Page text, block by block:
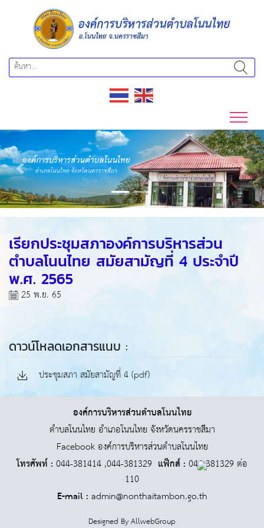
Previous Next
เรียกประชุมสภาองค์การบริหารส่วน
ตำบลโนนไทย สมัยสามัญที่ 4 ประจำปี
พ.ศ. 2565
25 พ.ย. 65
ดาวน์โหลดเอกสารแนบ :
ประชุมสภา สมัยสามัญที่ 4 (pdf)
องค์การบริหารส่วนตำบลโนนไทย
ตำบลโนนไทย อำเภอโนนไทย จังหวัดนครราชสีมา
Facebook องค์การบริหารส่วนตำบลโนนไทย
โทรศัพท์ : 044-381414 ,044-381329 แฟ็กส์ : 044-381329 ต่อ
110
E-mail : admin@nonthaitambon.go.th
Designed ByAllwebGroup